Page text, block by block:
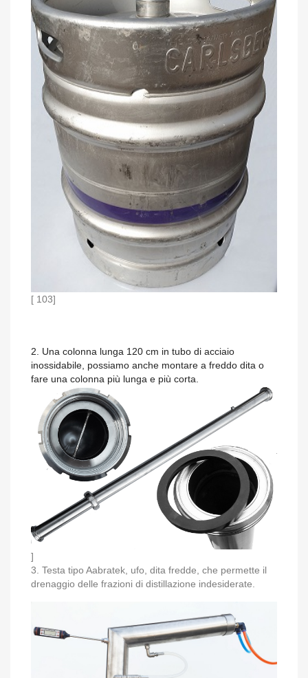
[ 103]
2. Una colonna lunga 120 cm in tubo di acciaio
inossidabile, possiamo anche montare a freddo dita o
fare una colonna più lunga e più corta.
]
3. Testa tipo Aabratek, ufo, dita fredde, che permette il
drenaggio delle frazioni di distillazione indesiderate.